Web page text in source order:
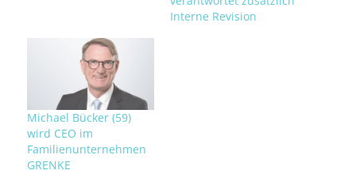
Interne Revision
Michael Bücker (59)
wird CEO im
Familienunternehmen
GRENKE